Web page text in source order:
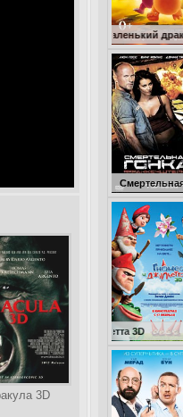
3D
– маленький дракон
Смертельная гонка 2: